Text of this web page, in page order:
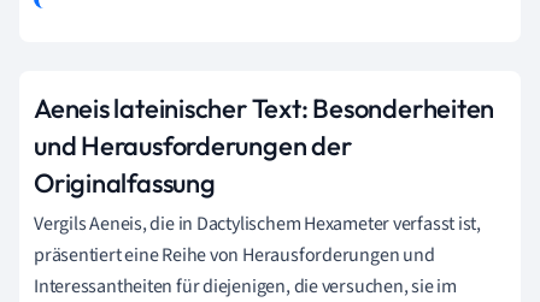
Aeneis lateinischer Text: Besonderheiten
und Herausforderungen der
Originalfassung
Vergils Aeneis, die in Dactylischem Hexameter verfasst ist,
präsentiert eine Reihe von Herausforderungen und
Interessantheiten für diejenigen, die versuchen, sie im